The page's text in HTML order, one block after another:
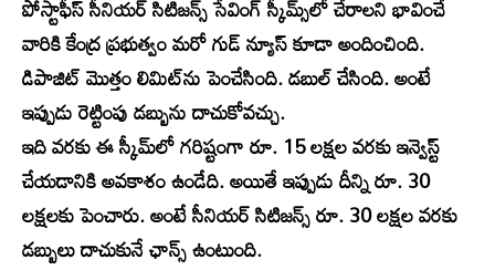
పోస్టాఫీస్‌ సీనియర్ సిటిజన్స్ సేవింగ్ స్కీమ్స్‌లో చేరాలని భావించే
వారికి కేంద్ర ప్రభుత్వం మరో గుడ్ న్యూస్ కూడా అందించింది.
డిపాజిట్ మొత్తం లిమిట్‌ను పెంచేసింది. డబుల్ చేసింది. అంటే
ఇప్పుడు రెట్టింపు డబ్బును దాచుకోవచ్చు.
ఇది వరకు ఈ స్కీమ్‌లో గరిష్టంగా రూ. 15 లక్షల వరకు ఇన్వెస్ట్
చేయడానికి అవకాశం ఉండేది. అయితే ఇప్పుడు దీన్ని రూ. 30
లక్షలకు పెంచారు. అంటే సీనియర్ సిటిజన్స్‌ రూ. 30 లక్షల వరకు
డబ్బులు దాచుకునే ఛాన్స్ ఉంటుంది.